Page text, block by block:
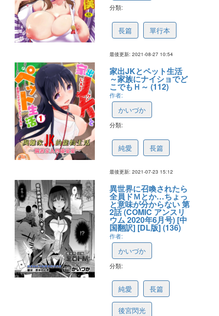
分類:
長篇 單行本
最後更新: 2021-08-27 10:54
家出JKとペット生活
～家族にナイショでど
こでもＨ～ (112)
作者:
かいづか
分類:
純愛 長篇
最後更新: 2021-07-23 15:12
異世界に召喚されたら
全員ドＭとか…ちょっ
と意味が分からない 第
2話 (COMIC アンスリ
ウム 2020年6月号) [中
国翻訳] [DL版] (136)
作者:
かいづか
分類:
純愛 長篇
後宮閃光